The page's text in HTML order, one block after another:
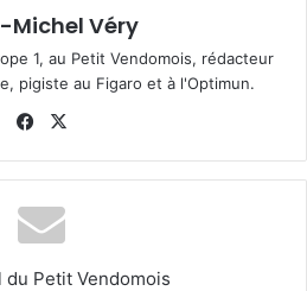
Michel Véry
1, au Petit Vendomois, rédacteur
pigiste au Figaro et à l'Optimun.
Fa
bo
ok
du Petit Vendomois